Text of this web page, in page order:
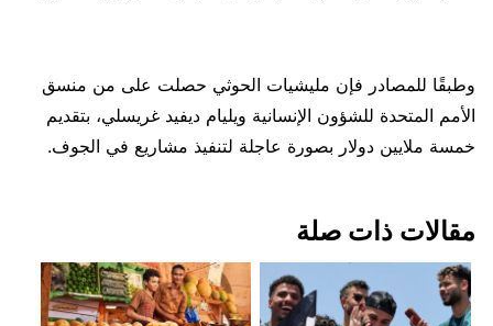
وطبقًا للمصادر فإن مليشيات الحوثي حصلت على من منسق
الأمم المتحدة للشؤون الإنسانية ويليام ديفيد غريسلي، بتقديم
خمسة ملايين دولار بصورة عاجلة لتنفيذ مشاريع في الجوف.
مقالات ذات صلة